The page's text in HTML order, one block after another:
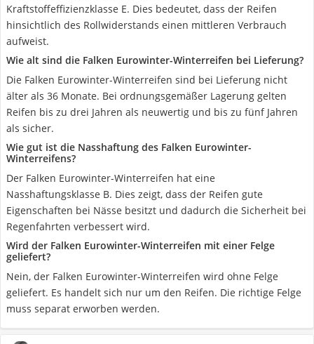
Kraftstoffeffizienzklasse E. Dies bedeutet, dass der Reifen
hinsichtlich des Rollwiderstands einen mittleren Verbrauch
aufweist.
Wie alt sind die Falken Eurowinter-Winterreifen bei Lieferung?
Die Falken Eurowinter-Winterreifen sind bei Lieferung nicht
älter als 36 Monate. Bei ordnungsgemäßer Lagerung gelten
Reifen bis zu drei Jahren als neuwertig und bis zu fünf Jahren
als sicher.
Wie gut ist die Nasshaftung des Falken Eurowinter-
Winterreifens?
Der Falken Eurowinter-Winterreifen hat eine
Nasshaftungsklasse B. Dies zeigt, dass der Reifen gute
Eigenschaften bei Nässe besitzt und dadurch die Sicherheit bei
Regenfahrten verbessert wird.
Wird der Falken Eurowinter-Winterreifen mit einer Felge
geliefert?
Nein, der Falken Eurowinter-Winterreifen wird ohne Felge
geliefert. Es handelt sich nur um den Reifen. Die richtige Felge
muss separat erworben werden.